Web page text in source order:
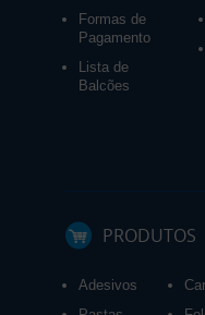
Formas de
Pagamento
Lista de
Balcões
PRODUTOS
Adesivos